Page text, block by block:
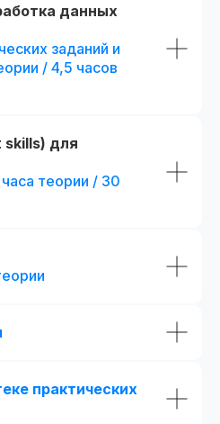
данных
заданий и
/ 4,5 часов
skills) для
теории / 30
практических